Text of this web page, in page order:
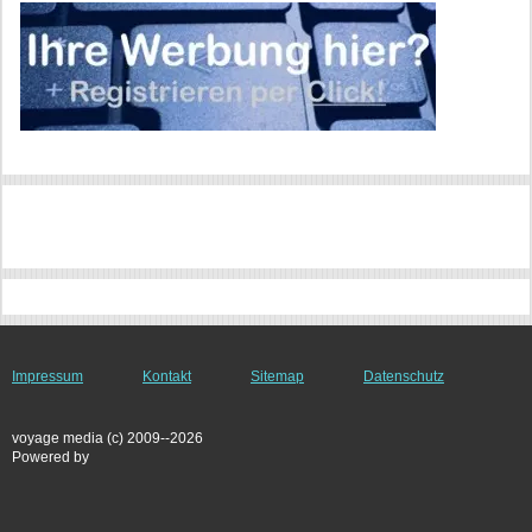
Impressum Kontakt Sitemap Datenschutz
voyage media (c) 2009--2026
Powered by